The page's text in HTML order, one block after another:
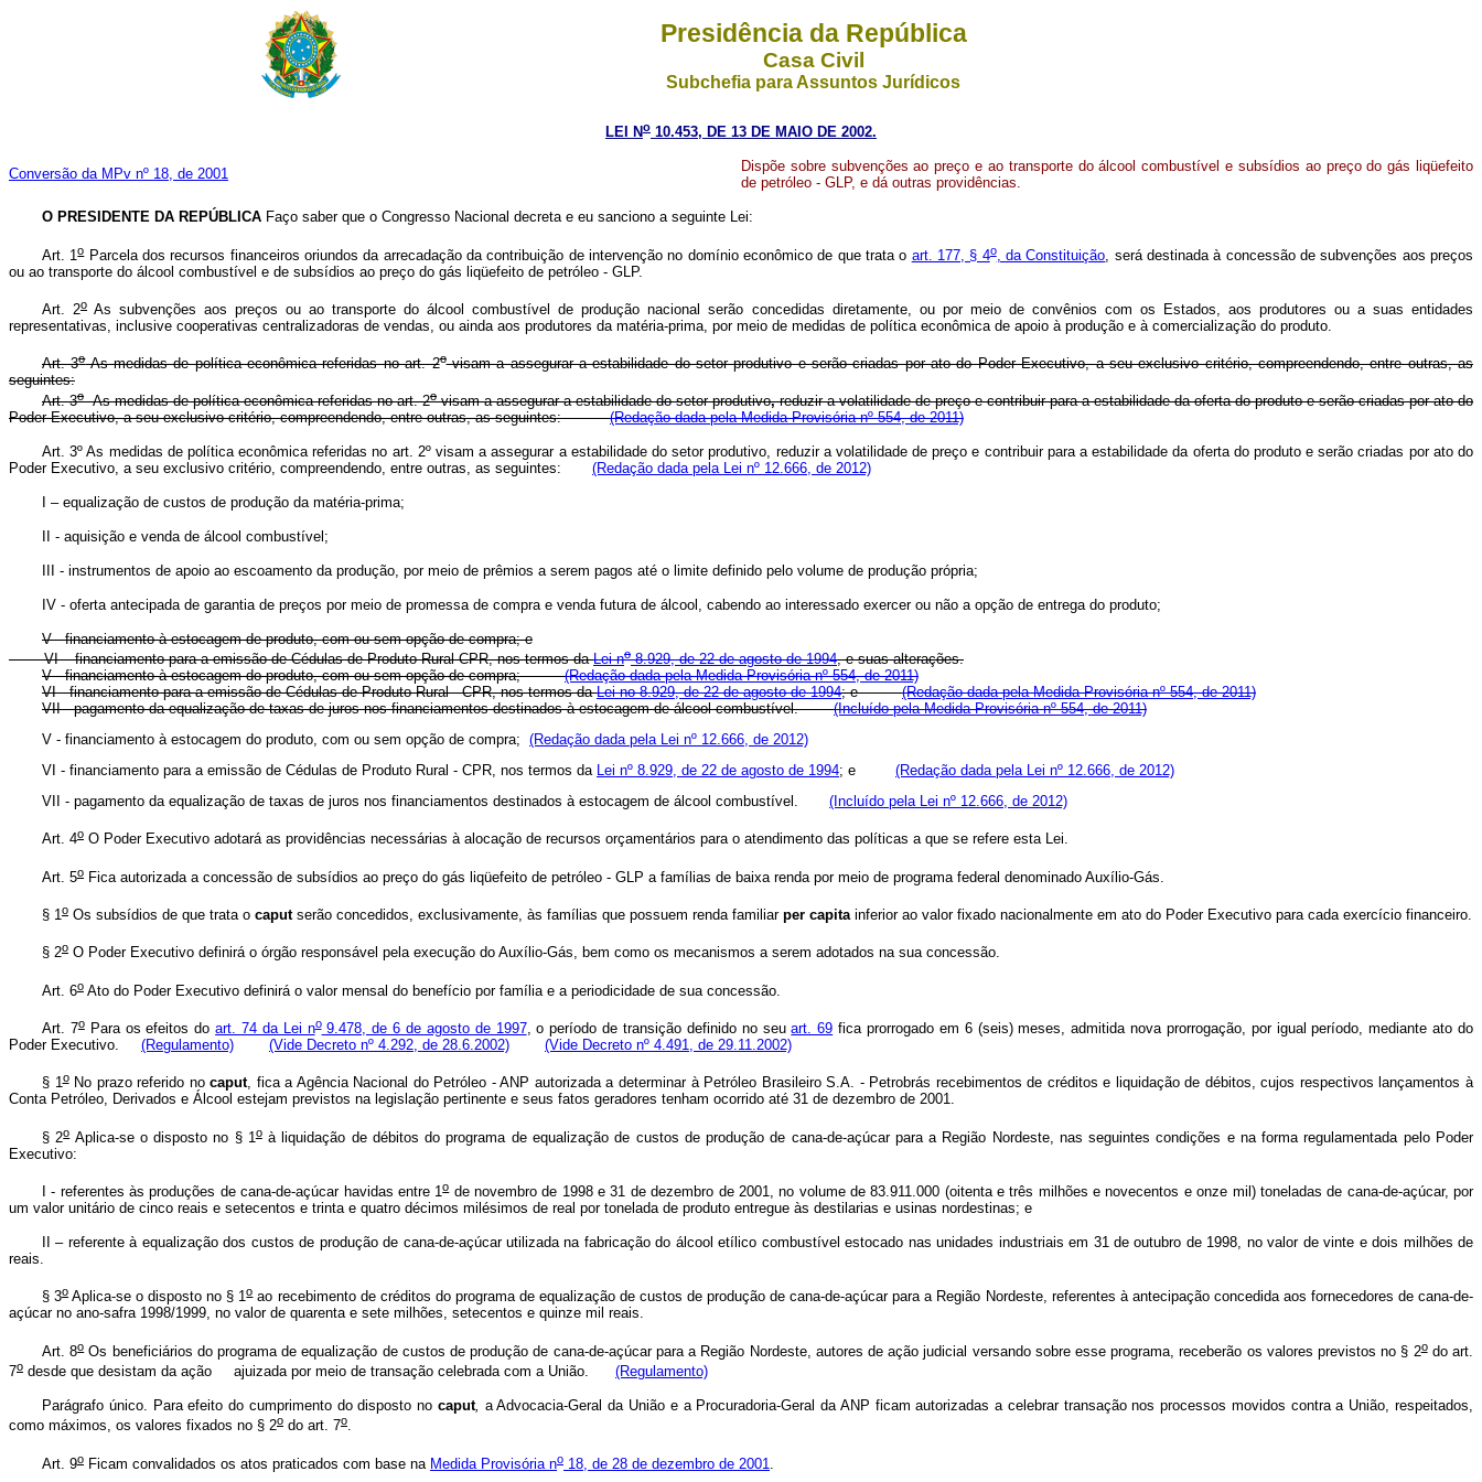
Presidência da República
Casa Civil
Subchefia para Assuntos Jurídicos
LEI No 10.453, DE 13 DE MAIO DE 2002.
Conversão da MPv nº 18, de 2001
Dispõe sobre subvenções ao preço e ao transporte do álcool combustível e subsídios ao preço do gás liqüefeito
de petróleo - GLP, e dá outras providências.
O PRESIDENTE DA REPÚBLICA Faço saber que o Congresso Nacional decreta e eu sanciono a seguinte Lei:
Art. 1oParcela dos recursos financeiros oriundos da arrecadação da contribuição de intervenção no domínio econômico de que trata o art. 177, § 4o, da Constituição , será destinada à concessão de subvenções aos preços
ou ao transporte do álcool combustível e de subsídios ao preço do gás liqüefeito de petróleo - GLP.
Art. 2o As subvenções aos preços ou ao transporte do álcool combustível de produção nacional serão concedidas diretamente, ou por meio de convênios com os Estados, aos produtores ou a suas entidades
representativas, inclusive cooperativas centralizadoras de vendas, ou ainda aos produtores da matéria-prima, por meio de medidas de política econômica de apoio à produção e à comercialização do produto.
Art. 3oAs medidas de política econômica referidas no art. 2ovisam a assegurar a estabilidade do setor produtivo e serão criadas por ato do Poder Executivo, a seu exclusivo critério, compreendendo, entre outras, as
seguintes:
Art. 3oAs medidas de política econômica referidas no art. 2ovisam a assegurar a estabilidade do setor produtivo,reduzir a volatilidade de preço e contribuir para a estabilidade da oferta do produto e serão criadas por ato do
Poder Executivo, a seu exclusivo critério, compreendendo, entre outras, as seguintes:
(Redação dada pela Medida Provisória nº 554, de 2011)
Art. 3º As medidas de política econômica referidas no art. 2º visam a assegurar a estabilidade do setor produtivo, reduzir a volatilidade de preço e contribuir para a estabilidade da oferta do produto e serão criadas por ato do
Poder Executivo, a seu exclusivo critério, compreendendo, entre outras, as seguintes: (Redação dada pela Lei nº 12.666, de 2012)
I – equalização de custos de produção da matéria-prima;
II - aquisição e venda de álcool combustível;
III - instrumentos de apoio ao escoamento da produção, por meio de prêmios a serem pagos até o limite definido pelo volume de produção própria;
IV - oferta antecipada de garantia de preços por meio de promessa de compra e venda futura de álcool, cabendo ao interessado exercer ou não a opção de entrega do produto;
V - financiamento à estocagem de produto, com ou sem opção de compra; e
VI – financiamento para a emissão de Cédulas de Produto Rural-CPR, nos termos daLei no8.929, de 22 de agosto de 1994, e suas alterações.
V - financiamento à estocagem do produto, com ou sem opção de compra;
(Redação dada pela Medida Provisória nº 554, de 2011)
VI - financiamento para a emissão de Cédulas de Produto Rural - CPR, nos termos daLei no 8.929, de 22 de agosto de 1994; e
(Redação dada pela Medida Provisória nº 554, de 2011)
VII - pagamento da equalização de taxas de juros nos financiamentos destinados à estocagem de álcool combustível.
(Incluído pela Medida Provisória nº 554, de 2011)
V - financiamento à estocagem do produto, com ou sem opção de compra; (Redação dada pela Lei nº 12.666, de 2012)
VI - financiamento para a emissão de Cédulas de Produto Rural - CPR, nos termos da Lei nº 8.929, de 22 de agosto de 1994; e (Redação dada pela Lei nº 12.666, de 2012)
VII - pagamento da equalização de taxas de juros nos financiamentos destinados à estocagem de álcool combustível. (Incluído pela Lei nº 12.666, de 2012)
Art. 4o O Poder Executivo adotará as providências necessárias à alocação de recursos orçamentários para o atendimento das políticas a que se refere esta Lei.
Art. 5o Fica autorizada a concessão de subsídios ao preço do gás liqüefeito de petróleo - GLP a famílias de baixa renda por meio de programa federal denominado Auxílio-Gás.
§ 1o Os subsídios de que trata o caput serão concedidos, exclusivamente, às famílias que possuem renda familiar per capitainferior ao valor fixado nacionalmente em ato do Poder Executivo para cada exercício financeiro.
§ 2o O Poder Executivo definirá o órgão responsável pela execução do Auxílio-Gás, bem como os mecanismos a serem adotados na sua concessão.
Art. 6o Ato do Poder Executivo definirá o valor mensal do benefício por família e a periodicidade de sua concessão.
Art. 7oPara os efeitos doart. 74 da Lei no9.478, de 6 de agosto de 1997, o período de transição definido no seuart. 69 fica prorrogado em 6 (seis) meses, admitida nova prorrogação, por igual período, mediante ato do
Poder Executivo. (Regulamento) (Vide Decreto nº 4.292, de 28.6.2002) (Vide Decreto nº 4.491, de 29.11.2002)
§ 1oNo prazo referido nocaput, fica a Agência Nacional do Petróleo - ANP autorizada a determinar à Petróleo Brasileiro S.A. - Petrobrás recebimentos de créditos e liquidação de débitos, cujos respectivos lançamentos à
Conta Petróleo, Derivados e Álcool estejam previstos na legislação pertinente e seus fatos geradores tenham ocorrido até 31 de dezembro de 2001.
§ 2oAplica-se o disposto no § 1oà liquidação de débitos do programa de equalização de custos de produção de cana-de-açúcar para a Região Nordeste, nas seguintes condições e na forma regulamentada pelo Poder
Executivo:
I - referentes às produções de cana-de-açúcar havidas entre 1ode novembro de 1998 e 31 de dezembro de 2001, no volume de 83.911.000 (oitenta e três milhões e novecentos e onze mil) toneladas de cana-de-açúcar, por
um valor unitário de cinco reais e setecentos e trinta e quatro décimos milésimos de real por tonelada de produto entregue às destilarias e usinas nordestinas; e
II – referente à equalização dos custos de produção de cana-de-açúcar utilizada na fabricação do álcool etílico combustível estocado nas unidades industriais em 31 de outubro de 1998, no valor de vinte e dois milhões de
reais.
§ 3o Aplica-se o disposto no § 1oao recebimento de créditos do programa de equalização de custos de produção de cana-de-açúcar para a Região Nordeste, referentes à antecipação concedida aos fornecedores de cana-de-
açúcar no ano-safra 1998/1999, no valor de quarenta e sete milhões, setecentos e quinze mil reais.
Art. 8oOs beneficiários do programa de equalização de custos de produção de cana-de-açúcar para a Região Nordeste, autores de ação judicial versando sobre esse programa, receberão os valores previstos no § 2odo art.
7o desde que desistam da ação ajuizada por meio de transação celebrada com a União. (Regulamento)
Parágrafo único. Para efeito do cumprimento do disposto no caput, a Advocacia-Geral da União e a Procuradoria-Geral da ANP ficam autorizadas a celebrar transação nos processos movidos contra a União, respeitados,
como máximos, os valores fixados no § 2o do art. 7o.
Art. 9o Ficam convalidados os atos praticados com base na Medida Provisória no 18, de 28 de dezembro de 2001